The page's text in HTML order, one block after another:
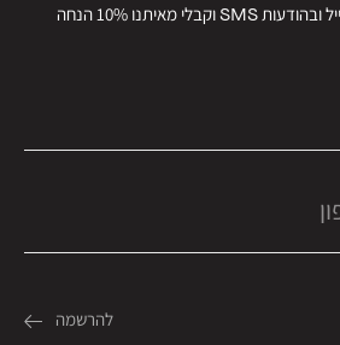
הרשמי לקבלת עדכונים במייל ובהודעות SMS וקבלי מאיתנו 10% הנחה